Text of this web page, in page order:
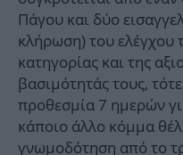
Πάγου και δύο
κλήρωση) του ελέγχου
κατηγορίας και της
βασιμότητάς τους,
προθεσμία 7 ημερών
κάποιο άλλο κόμμα
γνωμοδότηση από το